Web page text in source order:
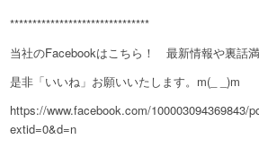
*******************************
当社のFacebookはこちら！ 最新情報や裏話満
是非「いいね」お願いいたします。m(_ _)m
https://www.facebook.com/100003094369843/
extid=0&d=n